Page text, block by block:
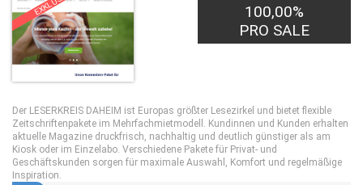
100,00%
PRO SALE
Der LESERKREIS DAHEIM ist Europas größter Lesezirkel und bietet flexible
Zeitschriftenpakete im Mehrfachmietmodell. Kundinnen und Kunden erhalten
aktuelle Magazine druckfrisch, nachhaltig und deutlich günstiger als am
Kiosk oder im Einzelabo. Verschiedene Pakete für Privat- und
Geschäftskunden sorgen für maximale Auswahl, Komfort und regelmäßige
Inspiration.